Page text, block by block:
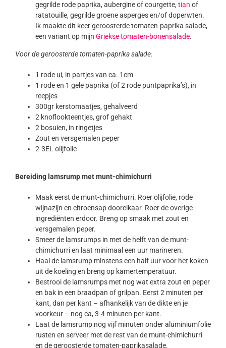
gegrilde rode paprika, aubergine of courgette, tian of
ratatouille, gegrilde groene asperges en/of doperwten.
Ik maakte dit keer geroosterde tomaten-paprika salade,
een variant op mijn Griekse tomaten-bonensalade.
Voor de geroosterde tomaten-paprika salade:
1 rode ui, in partjes van ca. 1cm
1 rode en 1 gele paprika (of 2 rode puntpaprika’s), in
reepjes
300gr kerstomaatjes, gehalveerd
2 knoflookteentjes, grof gehakt
2 bosuien, in ringetjes
Zout en versgemalen peper
2-3EL olijfolie
Bereiding lamsrump met munt-chimichurri
Maak eerst de munt-chimichurri. Roer olijfolie, rode
wijnazijn en citroensap doorelkaar. Roer de overige
ingrediënten erdoor. Breng op smaak met zout en
versgemalen peper.
Smeer de lamsrumps in met de helft van de munt-
chimichurri en laat minimaal een uur marineren.
Haal de lamsrump minstens een half uur voor het koken
uit de koeling en breng op kamertemperatuur.
Bestrooi de lamsrumps met nog wat extra zout en peper
en bak in een braadpan of grilpan. Eerst 2 minuten per
kant, dan per kant – afhankelijk van de dikte en je
voorkeur – nog ca, 3-4 minuten per kant.
Laat de lamsrump nog vijf minuten onder aluminiumfolie
rusten en serveer met de rest van de munt-chimichurri
en de geroosterde tomaten-paprikasalade.